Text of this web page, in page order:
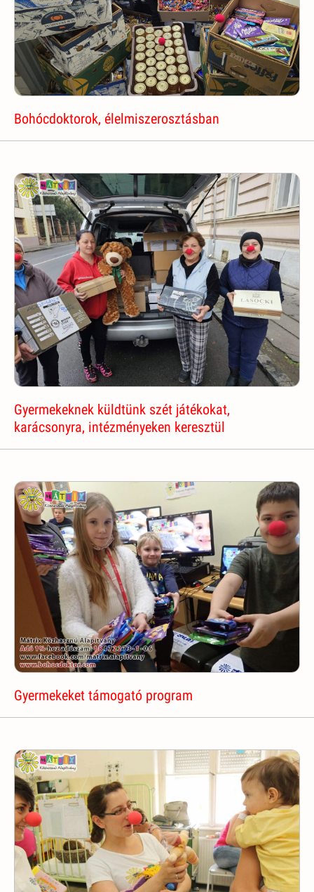
Bohócdoktorok, élelmiszerosztásban
Gyermekeknek küldtünk szét játékokat,
karácsonyra, intézményeken keresztül
Gyermekeket támogató program